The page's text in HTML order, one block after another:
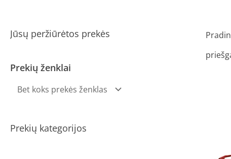
Jūsų peržiūrėtos prekės
Prekių ženklai
Prekių kategorijos